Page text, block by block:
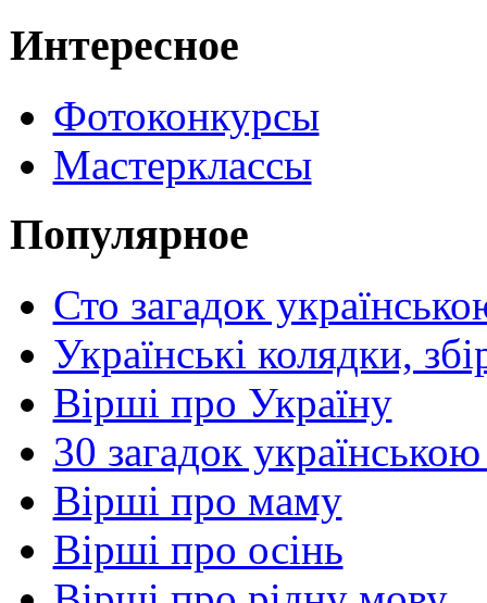
Интересное
Фотоконкурсы
Мастерклассы
Популярное
Сто загадок
Українські колядки,
Вірші про Україну
30 загадок
Вірші про маму
Вірші про осінь